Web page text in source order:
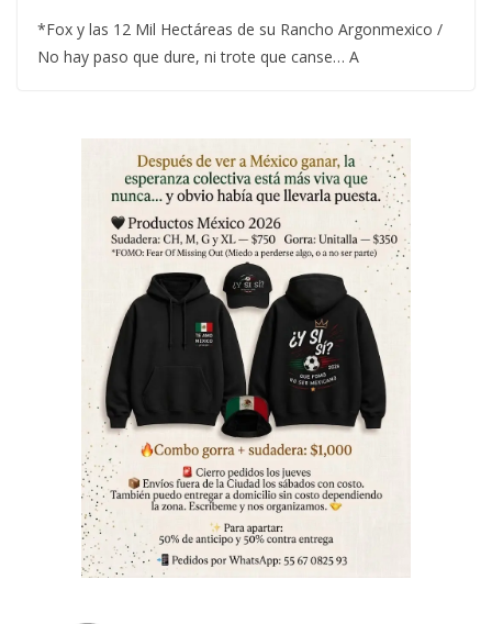
*Fox y las 12 Mil Hectáreas de su Rancho Argonmexico /
No hay paso que dure, ni trote que canse… A